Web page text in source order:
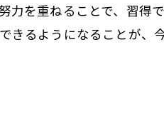
力を重ねることで、習
るようになることが、